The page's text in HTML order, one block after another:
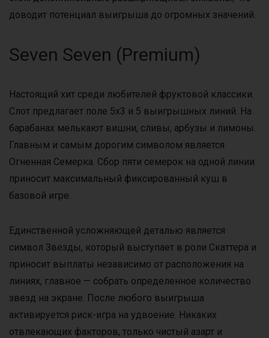
доводит потенциал выигрыша до огромных значений.
Seven Seven (Premium)
Настоящий хит среди любителей фруктовой классики.
Слот предлагает поле 5х3 и 5 выигрышных линий. На
барабанах мелькают вишни, сливы, арбузы и лимоны.
Главным и самым дорогим символом является
Огненная Семерка. Сбор пяти семерок на одной линии
приносит максимальный фиксированный куш в
базовой игре.
Единственной усложняющей деталью является
символ Звезды, который выступает в роли Скаттера и
приносит выплаты независимо от расположения на
линиях, главное — собрать определенное количество
звезд на экране. После любого выигрыша
активируется риск-игра на удвоение. Никаких
отвлекающих факторов, только чистый азарт и